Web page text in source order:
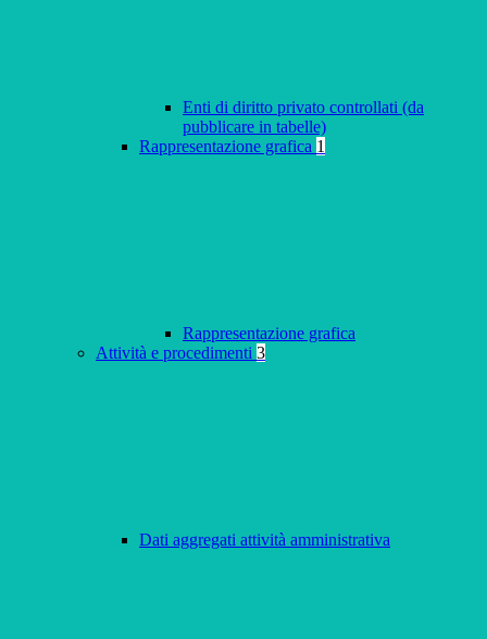
Enti di diritto privato controllati (da
pubblicare in tabelle)
Rappresentazione grafica 1
Rappresentazione grafica
Attività e procedimenti 3
Dati aggregati attività amministrativa